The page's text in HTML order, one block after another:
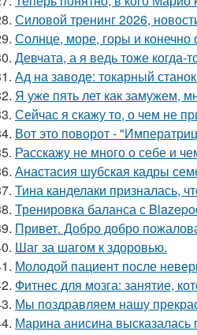
Силовой тренинг 2026,
Солнце, море, горы и конечно
Девчата, а я ведь тоже когда-
Ад на заводе: токарный
Я уже пять лет как замужем,
Сейчас я скажу то, о чем не
Вот это поворот -
Расскажу не много о себе и
Анастасия шубская кадры
Тина канделаки призналась,
Тренировка баланса с
Привет. Добро добро
Шаг за шагом к здоровью.
Молодой пациент после
Фитнес для мозга: занятие,
Мы поздравляем нашу
Марина анисина высказалась